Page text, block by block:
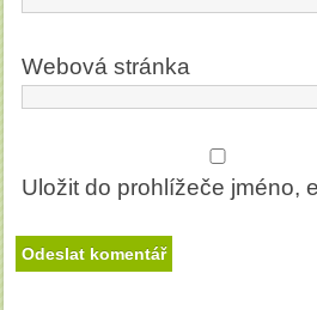
Webová stránka
Uložit do prohlížeče jméno,